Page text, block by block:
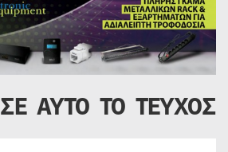
ΣΕ ΑΥΤΟ ΤΟ ΤΕΥΧΟΣ